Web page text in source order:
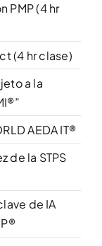
PMP (4 hr
(4 hr clase)
a la
AEDA IT®
de la STPS
de IA